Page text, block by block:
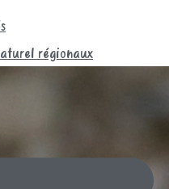
régionaux